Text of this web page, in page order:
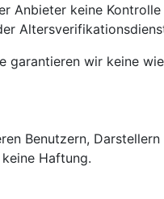
Anbieter keine
garantieren wir keine
Benutzern,
Haftung.